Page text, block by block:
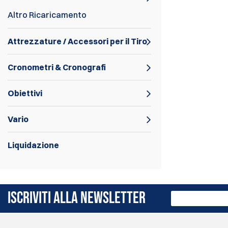
Altro Ricaricamento
Attrezzature / Accessori per il Tiro
Cronometri & Cronografi
Obiettivi
Vario
Liquidazione
ISCRIVITI ALLA NEWSLETTER